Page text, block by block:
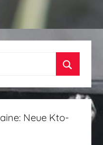
Suchen
Neue Kto-